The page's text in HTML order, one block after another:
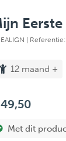
|
12 maand +
Met dit